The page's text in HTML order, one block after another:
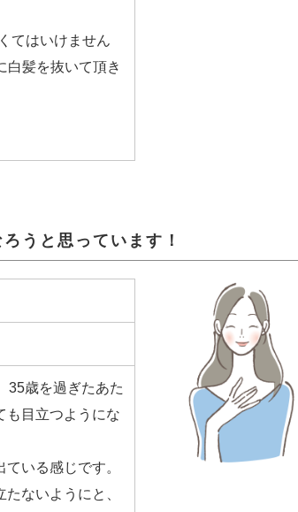
てはいけません
白髪を抜いて頂き
うと思っています！
35歳を過ぎたあた
も目立つようにな
いる感じです。
ないようにと、